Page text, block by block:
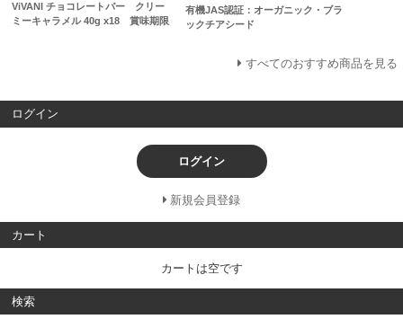
ViVANI チョコレートバー クリー
ミーキャラメル 40g x18 賞味期限
有機JAS認証：オーガニック・ブラ
ックチアシード
すべてのおすすめ商品を見る
ログイン
ログイン
新規会員登録
カート
カートは空です
検索